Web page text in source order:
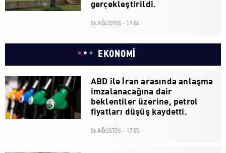
gerçekleştirildi.
06 AĞUSTOS - 17:04
EKONOMİ
ABD ile İran arasında anlaşma
imzalanacağına dair
beklentiler üzerine, petrol
fiyatları düşüş kaydetti.
06 AĞUSTOS - 17:05